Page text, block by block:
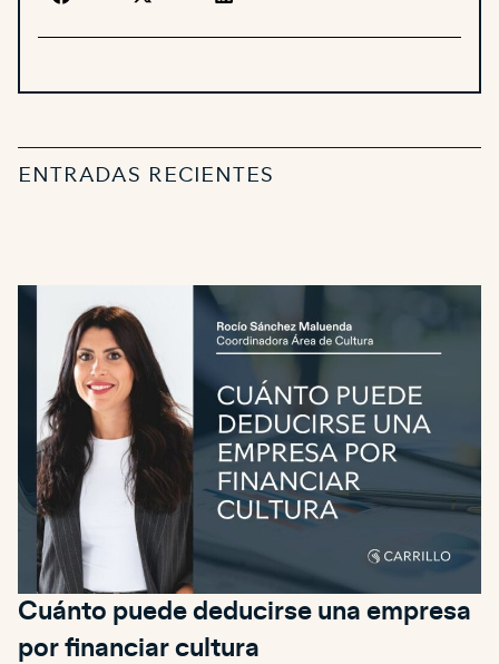
ENTRADAS RECIENTES
Cuánto puede deducirse una empresa
por financiar cultura